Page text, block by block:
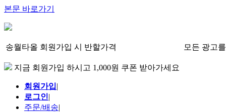
본문 바로가기
송월타올 회원가입 시 반할가격 모든 광고
지금 회원가입 하시고 1,000원 쿠폰 받아가세요
회원가입|
로그인|
주문/배송|